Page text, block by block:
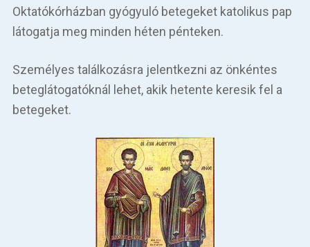
Főoldal
Betegellátás
Praktikus információk
Közérdekű adatok
Oktatókórházban gyógyuló betegeket katolikus pap
látogatja meg minden héten pénteken.
Személyes találkozásra jelentkezni az önkéntes
beteglátogatóknál lehet, akik hetente keresik fel a
betegeket.